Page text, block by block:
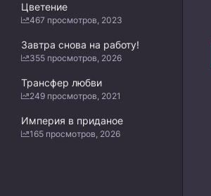
Цветение
467 просмотров, 2023
Завтра снова на работу!
355 просмотров, 2026
Трансфер любви
249 просмотров, 2021
Империя в приданое
165 просмотров, 2026